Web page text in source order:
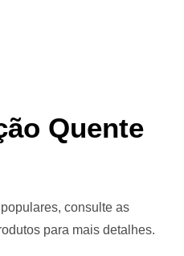
Quente
consulte as
para mais detalhes.